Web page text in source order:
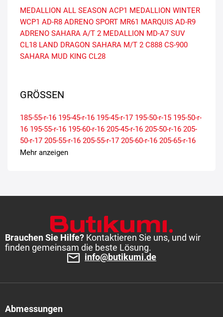
MEDALLION ALL SEASON ACP1 MEDALLION WINTER
WCP1 AD-R8 ADRENO SPORT MR61 MARQUIS AD-R9
ADRENO SAHARA A/T 2 MEDALLION MD-A7 SUV
CL18 LAND DRAGON SAHARA M/T 2 C888 CS-900
SAHARA MUD KING CL28
GRÖSSEN
185-55-r-16 195-45-r-16 195-45-r-17 195-50-r-15 195-50-r-
16 195-55-r-16 195-60-r-16 205-45-r-16 205-50-r-16 205-
50-r-17 205-55-r-16 205-55-r-17 205-60-r-16 205-65-r-16
215-45-r-16 215-45-r-17
18 235-50-r-17 235-50-r-18 245-40-r-18 245-45-r-17 245-
Mehr anzeigen
Brauchen Sie Hilfe? Kontaktieren Sie uns, und wir
finden gemeinsam die beste Lösung.
info@butikumi.de
Abmessungen